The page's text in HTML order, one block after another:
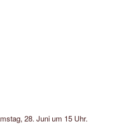
28. Juni um 15 Uhr.